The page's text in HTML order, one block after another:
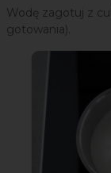
Wodę zagotuj z
gotowania).